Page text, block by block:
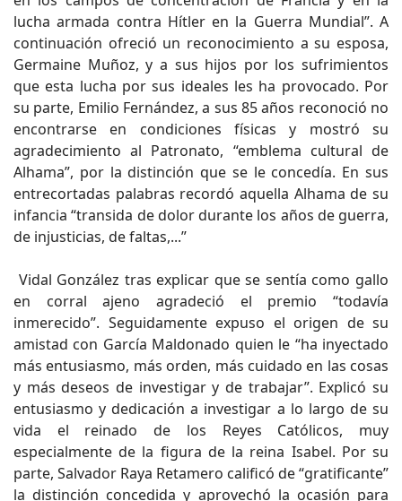
lucha armada contra Hítler en la Guerra Mundial”. A
continuación ofreció un reconocimiento a su esposa,
Germaine Muñoz, y a sus hijos por los sufrimientos
que esta lucha por sus ideales les ha provocado. Por
su parte, Emilio Fernández, a sus 85 años reconoció no
encontrarse en condiciones físicas y mostró su
agradecimiento al Patronato, “emblema cultural de
Alhama”, por la distinción que se le concedía. En sus
entrecortadas palabras recordó aquella Alhama de su
infancia “transida de dolor durante los años de guerra,
de injusticias, de faltas,...”
Vidal González tras explicar que se sentía como gallo
en corral ajeno agradeció el premio “todavía
inmerecido”. Seguidamente expuso el origen de su
amistad con García Maldonado quien le “ha inyectado
más entusiasmo, más orden, más cuidado en las cosas
y más deseos de investigar y de trabajar”. Explicó su
entusiasmo y dedicación a investigar a lo largo de su
vida el reinado de los Reyes Católicos, muy
especialmente de la figura de la reina Isabel. Por su
parte, Salvador Raya Retamero calificó de “gratificante”
la distinción concedida y aprovechó la ocasión para